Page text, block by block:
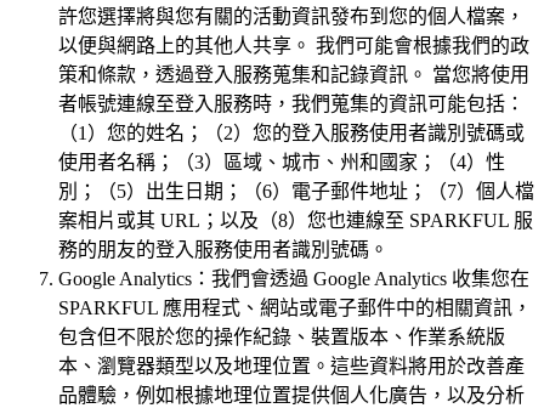
許您選擇將與您有關的活動資訊發布到您的個人檔案，
以便與網路上的其他人共享。 我們可能會根據我們的政
策和條款，透過登入服務蒐集和記錄資訊。 當您將使用
者帳號連線至登入服務時，我們蒐集的資訊可能包括：
（1）您的姓名；（2）您的登入服務使用者識別號碼或
使用者名稱；（3）區域、城市、州和國家；（4）性
別；（5）出生日期；（6）電子郵件地址；（7）個人檔
案相片或其 URL；以及（8）您也連線至 SPARKFUL 服
務的朋友的登入服務使用者識別號碼。
Google Analytics：我們會透過 Google Analytics 收集您在
SPARKFUL 應用程式、網站或電子郵件中的相關資訊，
包含但不限於您的操作紀錄、裝置版本、作業系統版
本、瀏覽器類型以及地理位置。這些資料將用於改善產
品體驗，例如根據地理位置提供個人化廣告，以及分析